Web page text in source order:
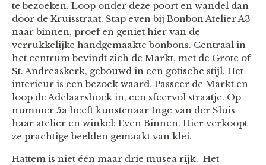
te bezoeken. Loop onder deze poort en wandel dan
door de Kruisstraat. Stap even bij Bonbon Atelier A3
naar binnen, proef en geniet hier van de
verrukkelijke handgemaakte bonbons. Centraal in
het centrum bevindt zich de Markt, met de Grote of
St. Andreaskerk, gebouwd in een gotische stijl. Het
interieur is een bezoek waard. Passeer de Markt en
loop de Adelaarshoek in, een sfeervol straatje. Op
nummer 5a heeft kunstenaar Inge van der Sluis
haar atelier en winkel: Even Binnen. Hier verkoopt
ze prachtige beelden gemaakt van klei.
Hattem is niet één maar drie musea rijk. Het